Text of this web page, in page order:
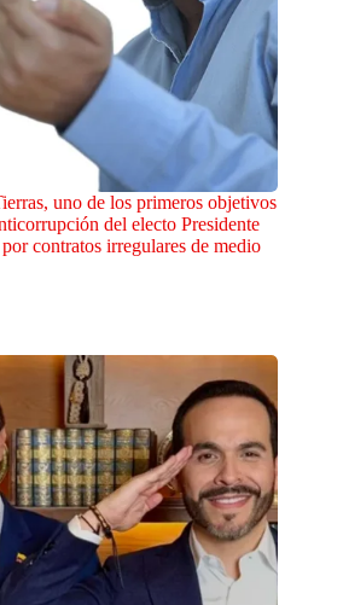
uno de los primeros objetivos
del electo Presidente
contratos irregulares de medio